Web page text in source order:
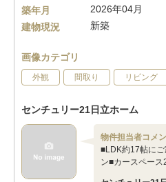
築年月
2026年04月
建物現況
新築
画像カテゴリ
外観 間取り リビング
センチュリー21日立ホーム
物件担当者コメ
■LDK約17帖に
ン■カースペー